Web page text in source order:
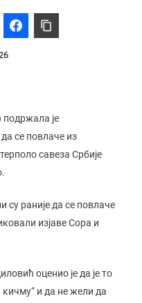
је
се повлаче из
савеза Србије
су раније да се повлаче
изјаве Сора и
оценио је да је то
и да не жели да